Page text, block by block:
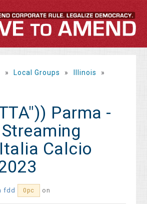
» Local Groups » Illinois
»
Parma -
Calcio
fdd 0pc on